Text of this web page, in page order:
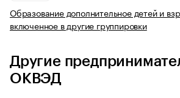
Образование дополнительное детей и
включенное в другие группировки
Другие
ОКВЭД